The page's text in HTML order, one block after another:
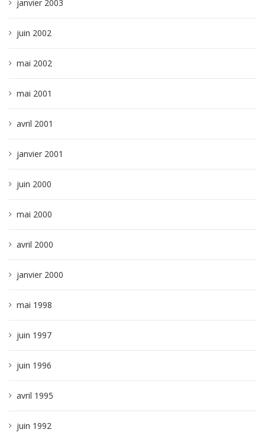
janvier 2003
juin 2002
mai 2002
mai 2001
avril 2001
janvier 2001
juin 2000
mai 2000
avril 2000
janvier 2000
mai 1998
juin 1997
juin 1996
avril 1995
juin 1992